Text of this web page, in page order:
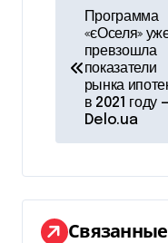
а
ц
Программа
«єОселя»
превзошла
показатели
рынка
в 2021 году —
Delo.ua